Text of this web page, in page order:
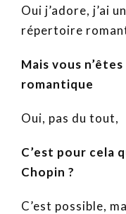
Oui j’adore, j’ai
répertoire
Mais vous
romantique
Oui, pas du tout,
C’est pour cela
Chopin ?
C’est possible,